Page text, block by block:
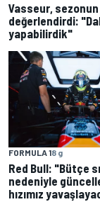
Vasseur, sezonun
değerlendirdi:
yapabilirdik"
FORMULA 18 g
Red Bull: "Bütçe
nedeniyle
hızımız